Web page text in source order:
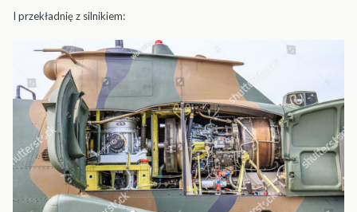
I przekładnię z silnikiem: